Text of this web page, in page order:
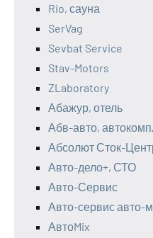
Rio, сауна
SerVag
Sevbat Service
Stav-Motors
ZLaboratory
Абажур, отель
Абв-авто,
Абсолют Сток-
Авто-дело+, СТО
Авто-Сервис
Авто-сервис авто-
АвтоMix